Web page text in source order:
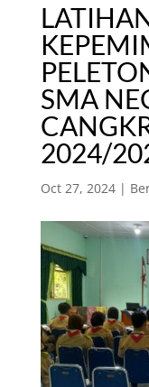
SMA
2024/
Oct 27, 2024|